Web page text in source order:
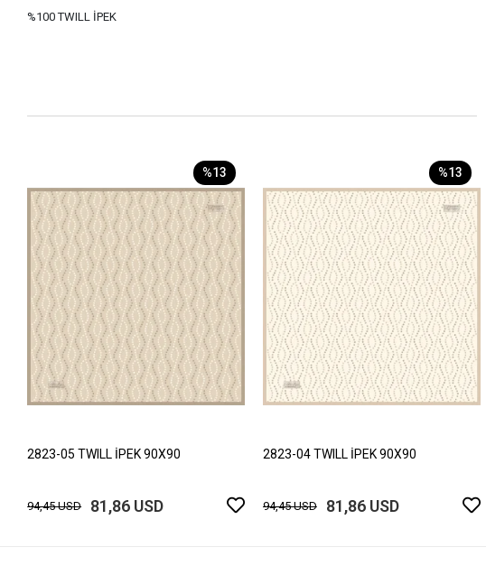
%100 TWILL İPEK
%13
2823-05 TWILL İPEK 90X90
94,45 USD 81,86 USD
%13
2823-04 TWILL İPEK 90X90
94,45 USD 81,86 USD